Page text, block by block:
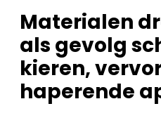
Materialen
als gevolg
kieren,
haperende